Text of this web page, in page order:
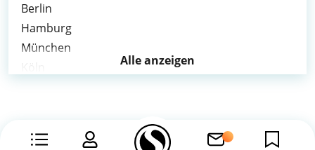
Berlin
Hamburg
München
Leipzig
Alle anzeigen